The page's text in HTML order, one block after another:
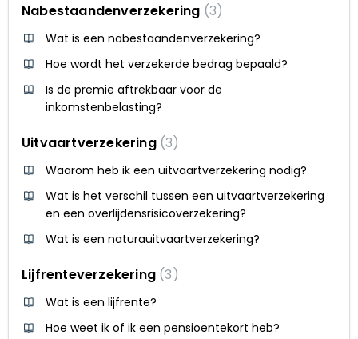
Nabestaandenverzekering 3
Wat is een nabestaandenverzekering?
Hoe wordt het verzekerde bedrag bepaald?
Is de premie aftrekbaar voor de
inkomstenbelasting?
Uitvaartverzekering 3
Waarom heb ik een uitvaartverzekering nodig?
Wat is het verschil tussen een uitvaartverzekering
en een overlijdensrisicoverzekering?
Wat is een naturauitvaartverzekering?
Lijfrenteverzekering 3
Wat is een lijfrente?
Hoe weet ik of ik een pensioentekort heb?